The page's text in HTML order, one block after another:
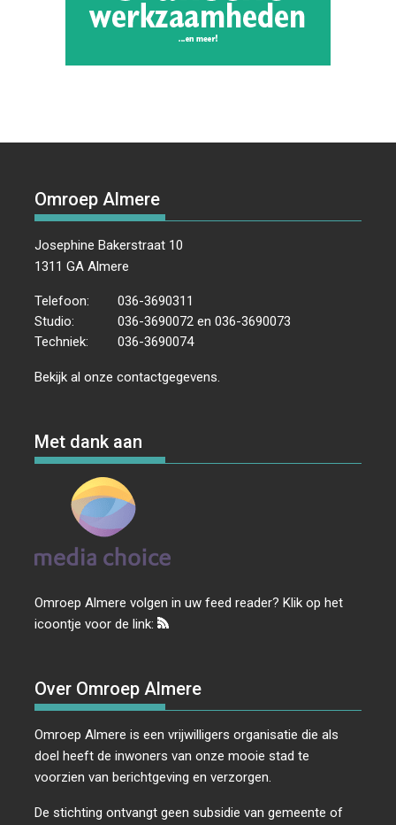
Omroep Almere
Josephine Bakerstraat 10
1311 GA Almere
Telefoon:
036-3690311
Studio:
036-3690072 en 036-3690073
Techniek:
036-3690074
Bekijk al onzecontactgegevens
Met dank aan
Omroep Almere volgen in uw feed reader? Klik op het
icoontje voor de link:
Over Omroep Almere
Omroep Almere is een vrijwilligers organisatie die als
doel heeft de inwoners van onze mooie stad te
voorzien van berichtgeving en verzorgen.
De stichting ontvangt geen subsidie van gemeente of